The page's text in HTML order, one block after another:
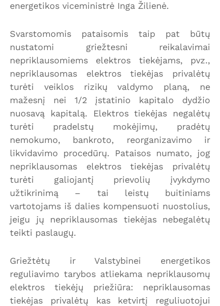
energetikos viceministrė Inga Žilienė.
Svarstomomis pataisomis taip pat būtų
nustatomi griežtesni reikalavimai
nepriklausomiems elektros tiekėjams, pvz.,
nepriklausomas elektros tiekėjas privalėtų
turėti veiklos rizikų valdymo planą, ne
mažesnį nei 1/2 įstatinio kapitalo dydžio
nuosavą kapitalą. Elektros tiekėjas negalėtų
turėti pradelstų mokėjimų, pradėtų
nemokumo, bankroto, reorganizavimo ir
likvidavimo procedūrų. Pataisos numato, jog
nepriklausomas elektros tiekėjas privalėtų
turėti galiojantį prievolių įvykdymo
užtikrinimą – tai leistų buitiniams
vartotojams iš dalies kompensuoti nuostolius,
jeigu jų nepriklausomas tiekėjas nebegalėtų
teikti paslaugų.
Griežtėtų ir Valstybinei energetikos
reguliavimo tarybos atliekama nepriklausomų
elektros tiekėjų priežiūra: nepriklausomas
tiekėjas privalėtų kas ketvirtį reguliuotojui